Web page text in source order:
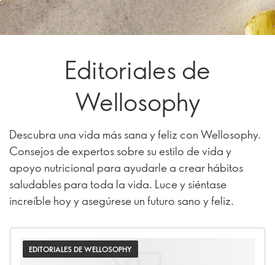
Editoriales de
Wellosophy
Descubra una vida más sana y feliz con Wellosophy.
Consejos de expertos sobre su estilo de vida y
apoyo nutricional para ayudarle a crear hábitos
saludables para toda la vida. Luce y siéntase
increíble hoy y asegúrese un futuro sano y feliz.
EDITORIALES DE WELLOSOPHY